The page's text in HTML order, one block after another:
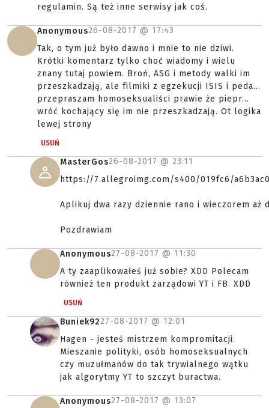
regulamin. Są też inne serwisy jak coś.
Anonymous26-08-2017 @ 17:43
Tak, o tym już było dawno i mnie to nie dziwi.
Krótki komentarz tylko choć wiadomy i wielu
znany tutaj powiem. Broń, ASG i metody walki im
przeszkadzają, ale filmiki z egzekucji ISIS i peda...
przepraszam homoseksualiści prawie że piepr...
wróć kochający się im nie przeszkadzają. Ot logika
lewej strony
USUŃ
MasterGos26-08-2017 @ 23:11
https://7.allegroimg.com/s400/019fc6/
Aplikuj dwa razy dziennie rano i wieczorem aż
Pozdrawiam
Anonymous27-08-2017 @ 11:30
A ty zaaplikowałeś już sobie? XDD Polecam
również ten produkt zarządowi YT i FB. XDD
USUŃ
Buniek9227-08-2017 @ 12:01
Hagen - jesteś mistrzem kompromitacji.
Mieszanie polityki, osób homoseksualnych
czy muzułmanów do tak trywialnego wątku
jak algorytmy YT to szczyt buractwa.
Anonymous27-08-2017 @ 13:07